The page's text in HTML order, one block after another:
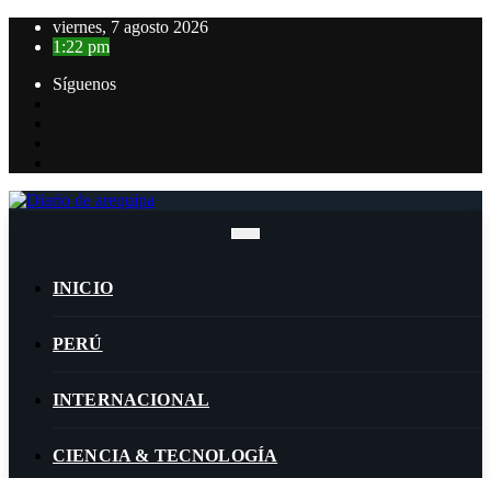
Saltar
viernes, 7 agosto 2026
1:22 pm
Síguenos
INICIO
PERÚ
INTERNACIONAL
CIENCIA & TECNOLOGÍA